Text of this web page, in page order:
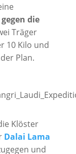
gegen die
Träger
10 Kilo und
Plan.
Klöster
Dalai Lama
und